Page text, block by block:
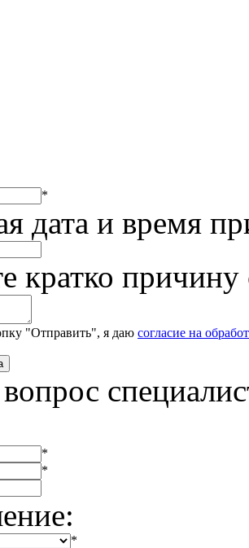
*
дата и время
кратко
"Отправить", я даю согласие на
*
*
*